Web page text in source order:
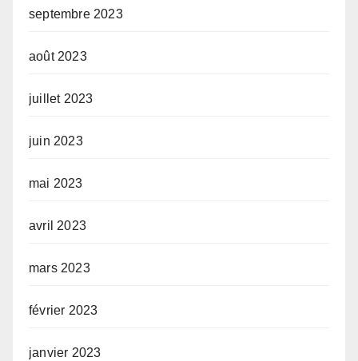
septembre 2023
août 2023
juillet 2023
juin 2023
mai 2023
avril 2023
mars 2023
février 2023
janvier 2023